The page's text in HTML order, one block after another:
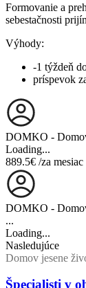
Formovanie a
sebestačnosti
Výhody:
-1 týždeň
príspevok
DOMKO -
Loading...
889.5€ /za mesiac
DOMKO -
...
Loading...
Nasledujúce
Domov jesene
Špecialisti v